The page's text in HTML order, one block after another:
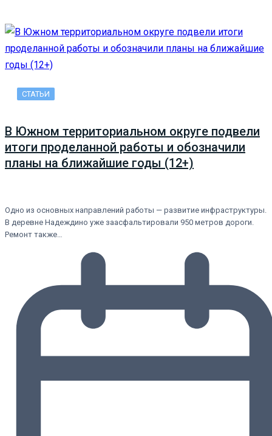
СТАТЬИ
В Южном территориальном округе подвели
итоги проделанной работы и обозначили
планы на ближайшие годы (12+)
Одно из основных направлений работы — развитие инфраструктуры.
В деревне Надеждино уже заасфальтировали 950 метров дороги.
Ремонт также…